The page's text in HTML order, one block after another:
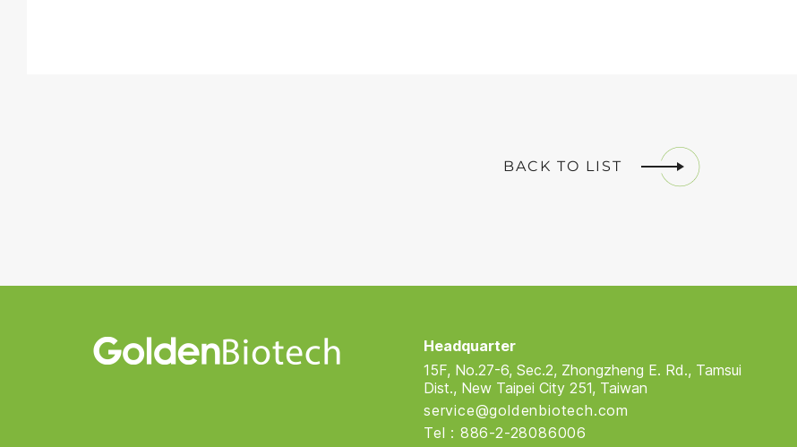
BACK TO LIST
Golden Biotech
Headquarter
15F, No.27-6, Sec.2, Zhongzheng E. Rd., Tamsui
Dist., New Taipei City 251, Taiwan
service@goldenbiotech.com
Tel : 886-2-28086006